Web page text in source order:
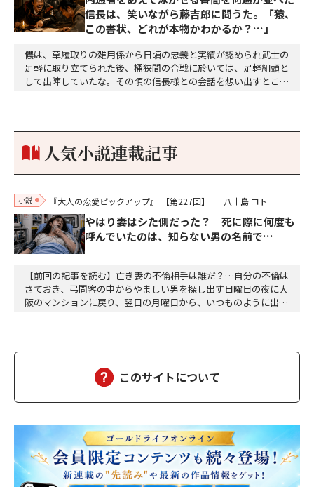
信長は、笑いながら藤吉郎に問うた。「猿、
この書状、どれが本物かわかるか？…」
儂は、草履取りの雑用係から日頃の忠義と実績が認められ武士の
足軽に取り立てられた後、桶狭間の合戦に於いては、足軽組頭と
して出陣していたな。その頃の信長様との会話を想い出すとこん
り。どうして勝てたのか、未だにわかりません。…
人気小説連載記事
小説 『大人の恋愛ピックアップ』 【第227回】 八十島 コト
やはり妻はシた側だった？ 死に際に何度も
呼んでいたのは、知らない男の名前で…
【前回の記事を読む】亡き妻の不倫相手は誰だ？…自分の不倫は
さておき、弔問客の中からやましい男を探し出す日曜日の夜に大
阪のマンションに戻り、翌日の月曜日から、いつものように出勤
ばれたのだろうか……ついつい達郎は、智子が運ばれる…
このサイトについて